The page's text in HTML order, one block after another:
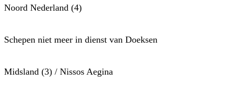
Noord Nederland (4)
Schepen niet meer in dienst van Doeksen
Midsland (3) / Nissos Aegina